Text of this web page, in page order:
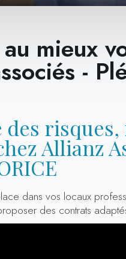
mieux
-
des
Allianz
dans vos locaux
des contrats